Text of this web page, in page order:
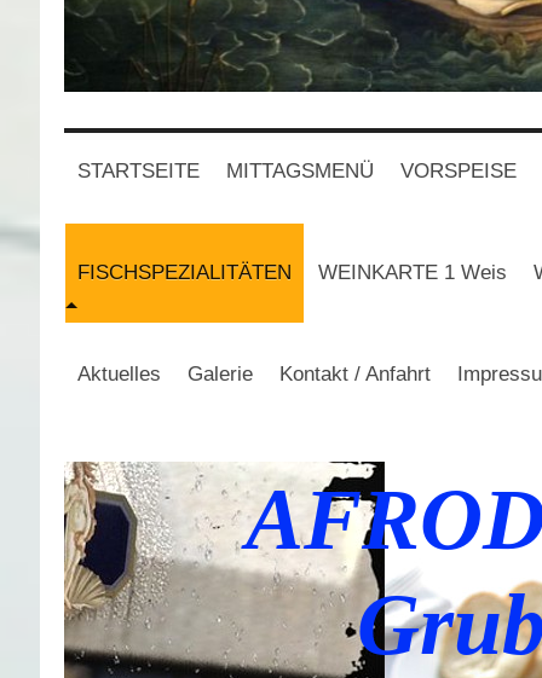
STARTSEITE MITTAGSMENÜ VORSPEISE
FISCHSPEZIALITÄTEN WEINKARTE 1 Weis
Aktuelles Galerie Kontakt / Anfahrt